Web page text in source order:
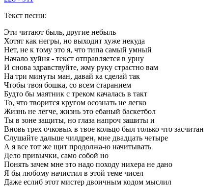
Текст песни:
Эти читают быль, другие небыль
Хотят как негры, но выходит хуже некуда
Нет, не к тому это я, что типа самый умный
Начало хуйня - текст отправляется в урну
И снова здравствуйте, жму руку страстно вам
На три минуты ман, давай ка сделай так
Чтобы твоя бошка, со всем старанием
Будто бы маятник с треком качалась в такт
То, что творится кругом осознать не легко
Жизнь не легче, жизнь это ебаный баскетбол
Ты в зоне защиты, но глаза напроч зашиты и
Вновь трех очковых в твое кольцо был только что засчитан
Слушайте дальше чилдрен, мне двадцать четыре
А я все тот же щит продолжа-ю начитывать
Дело привычки, само собой но
Понять зачем мне это надо походу нихера не дано
Я бы любому начистил в этой теме чисел
Даже еслиб этот мистер двоичным кодом мыслил